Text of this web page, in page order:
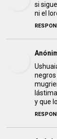
si
ni el
y que